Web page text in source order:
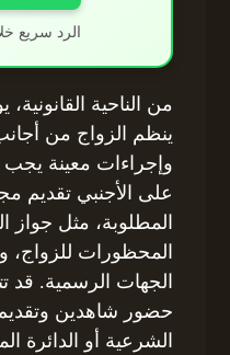
الرد سريع
من الناحية القانونية،
ينظم الزواج من
وإجراءات معينة يجب
على الأجنبي تقديم
المطلوبة، مثل جواز
المحظورات للزواج،
الجهات الرسمية. قد
حضور شاهدين
الشرعية أو الدائرة